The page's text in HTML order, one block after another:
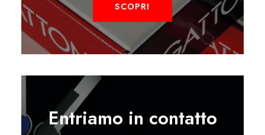
SCOPRI
Entriamo in contatto